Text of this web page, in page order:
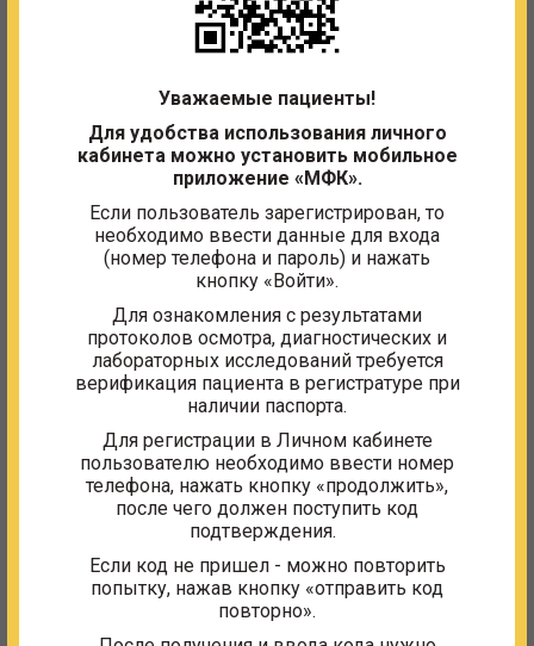
Иванишко Нина Ивановна
Медицинская сестра
Лесечко Наталья Корнеевна
Медицинская сестра
Адрес и часы работы
«Медицинский центр» ФГБУ «МФК Минфина России»
находится по адресу:
ул. Ильинка, д. 9, стр. 1, подъезд 3.
Ближайшая станция метро: Китай-город
Контактные телефоны регистратуры:
Электронный адрес:
Уважаемые пациенты!
Для удобства использования личного
кабинета можно установить мобильное
приложение «МФК».
Если пользователь зарегистрирован, то
необходимо ввести данные для входа
(номер телефона и пароль) и нажать
кнопку «Войти».
Для ознакомления с результатами
протоколов осмотра, диагностических и
лабораторных исследований требуется
верификация пациента в регистратуре при
наличии паспорта.
Для регистрации в Личном кабинете
пользователю необходимо ввести номер
телефона, нажать кнопку «продолжить»,
после чего должен поступить код
подтверждения.
Если код не пришел - можно повторить
попытку, нажав кнопку «отправить код
повторно».